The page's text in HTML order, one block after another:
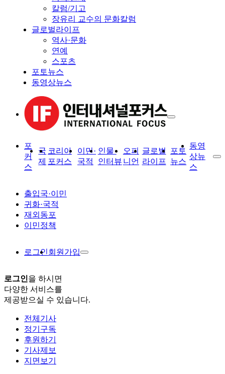
칼럼/기고
장유리 교수의 문화칼럼
글로벌라이프
역사·문화
연예
스포츠
포토뉴스
동영상뉴스
포
커
스
국
제
코리아
포커스
이민·
국적
인물·
인터뷰
오피
니언
글로벌
라이프
포토
뉴스
동영
상뉴
스
출입국·이민
귀화·국적
재외동포
이민정책
로그인회원가입
로그인을 하시면
다양한 서비스를
제공받으실 수 있습니다.
전체기사
정기구독
후원하기
기사제보
지면보기